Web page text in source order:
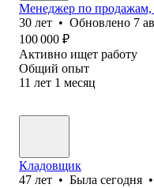
Менеджер по продажам,
30 лет • Обновлено 7
100 000 ₽
Активно ищет работу
Общий опыт
11 лет 1 месяц
Кладовщик
47 лет • Была сегодня •